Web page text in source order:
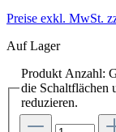
Preise exkl. MwSt.
Auf Lager
Produkt Anzahl:
die Schaltflächen
reduzieren.